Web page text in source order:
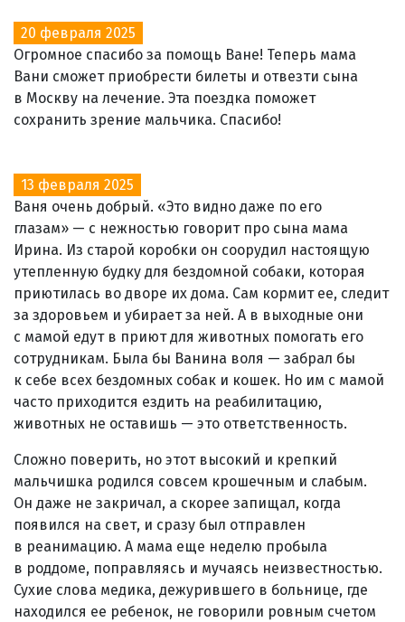
20 февраля 2025
Огромное спасибо за помощь Ване! Теперь мама
Вани сможет приобрести билеты и отвезти сына
в Москву на лечение. Эта поездка поможет
сохранить зрение мальчика. Спасибо!
13 февраля 2025
Ваня очень добрый. «Это видно даже по его
глазам» — с нежностью говорит про сына мама
Ирина. Из старой коробки он соорудил настоящую
утепленную будку для бездомной собаки, которая
приютилась во дворе их дома. Сам кормит ее, следит
за здоровьем и убирает за ней. А в выходные они
с мамой едут в приют для животных помогать его
сотрудникам. Была бы Ванина воля — забрал бы
к себе всех бездомных собак и кошек. Но им с мамой
часто приходится ездить на реабилитацию,
животных не оставишь — это ответственность.
Сложно поверить, но этот высокий и крепкий
мальчишка родился совсем крошечным и слабым.
Он даже не закричал, а скорее запищал, когда
появился на свет, и сразу был отправлен
в реанимацию. А мама еще неделю пробыла
в роддоме, поправляясь и мучаясь неизвестностью.
Сухие слова медика, дежурившего в больнице, где
находился ее ребенок, не говорили ровным счетом